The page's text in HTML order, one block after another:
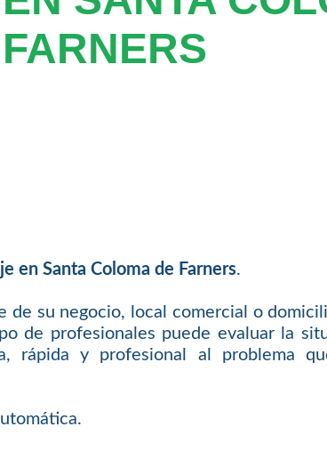
FARNERS
en Santa Coloma de Farners.
de su negocio, local comercial o
de profesionales puede evaluar la
rápida y profesional al problema